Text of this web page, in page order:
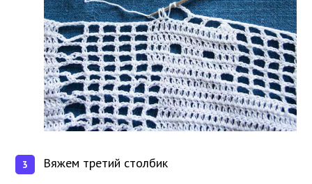
Вяжем третий столбик